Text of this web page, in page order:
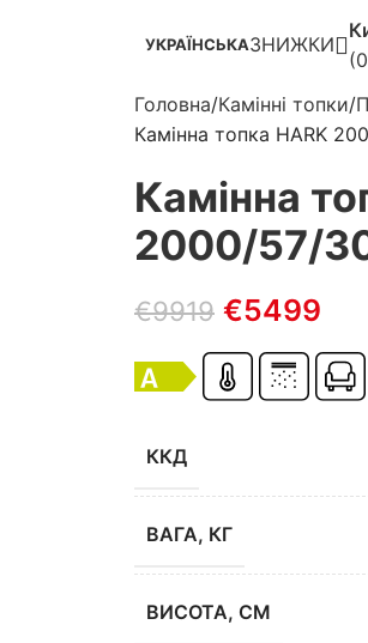
УКРАЇНСЬКАЗНИЖКИ
Головна Камінні топки
Камінна топка HARK
Камінна
2000/57/
€9919 €5499
ККД
ВАГА, КГ
ВИСОТА, СМ